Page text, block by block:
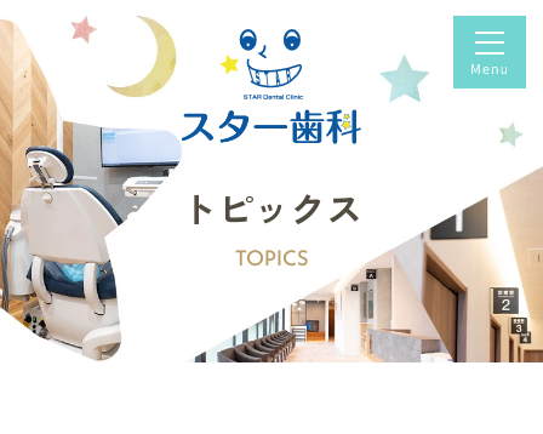
トピックス
TOPICS